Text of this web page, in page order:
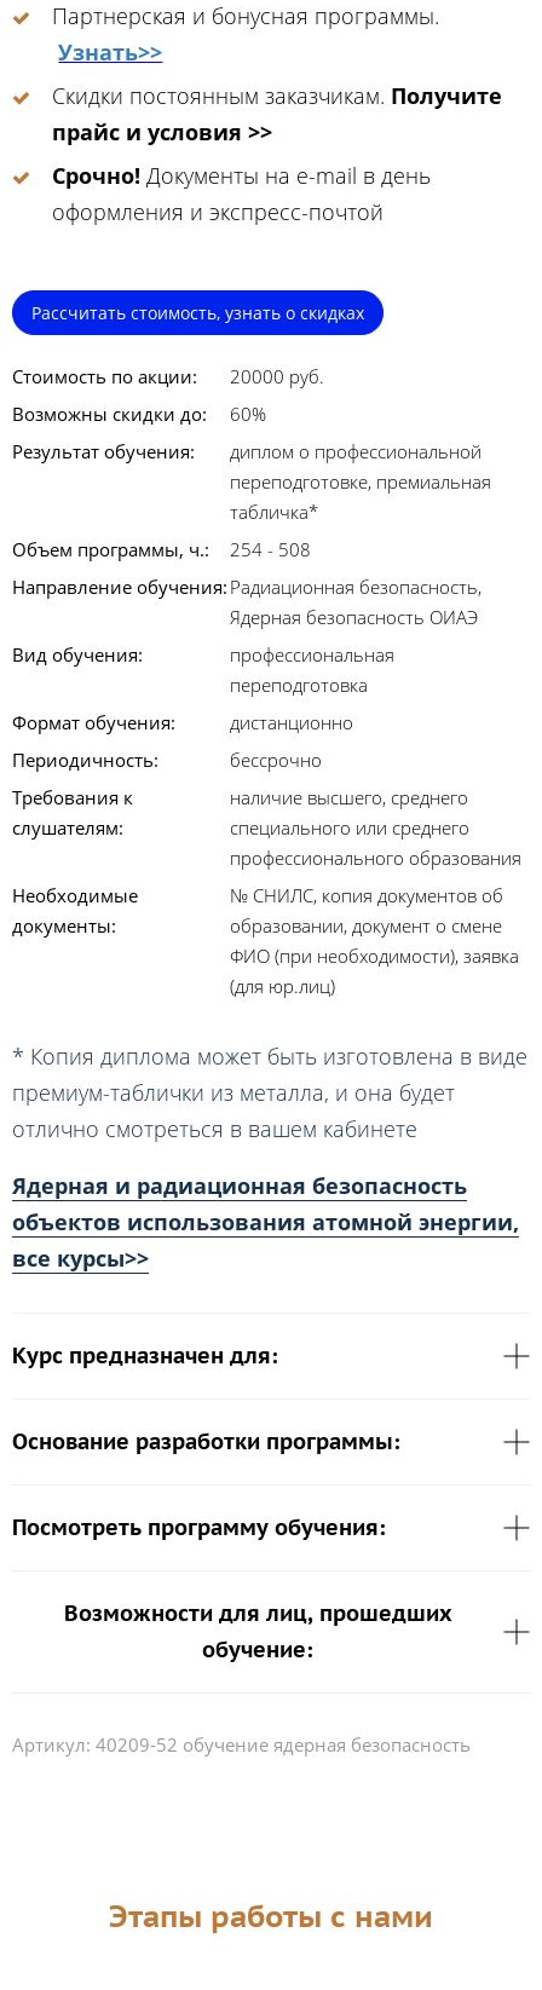
Партнерская и бонусная программы.
Узнать>>
Скидки постоянным заказчикам. Получите
прайс и условия >>
Срочно! Документы на e-mail в день
оформления и экспресс-почтой
Рассчитать стоимость, узнать о скидках
Стоимость по акции:
20000 руб.
Возможны скидки до:
60%
Результат обучения:
диплом о профессиональной
переподготовке, премиальная
табличка*
Объем программы, ч.:
254 - 508
Направление обучения: Радиационная безопасность,
Ядерная безопасность ОИАЭ
Вид обучения:
профессиональная
переподготовка
Формат обучения:
дистанционно
Периодичность:
бессрочно
Требования к
слушателям:
наличие высшего, среднего
специального или среднего
профессионального образования
Необходимые
документы:
№ СНИЛС, копия документов об
образовании, документ о смене
ФИО (при необходимости), заявка
(для юр.лиц)
* Копия диплома может быть изготовлена в виде
премиум-таблички из металла, и она будет
отлично смотреться в вашем кабинете
Ядерная и радиационная безопасность
объектов использования атомной энергии,
все курсы>>
Курс предназначен для:
Основание разработки программы:
Посмотреть программу обучения:
Возможности для лиц, прошедших
обучение:
Артикул: 40209-52 обучение ядерная безопасность
Этапы работы с нами